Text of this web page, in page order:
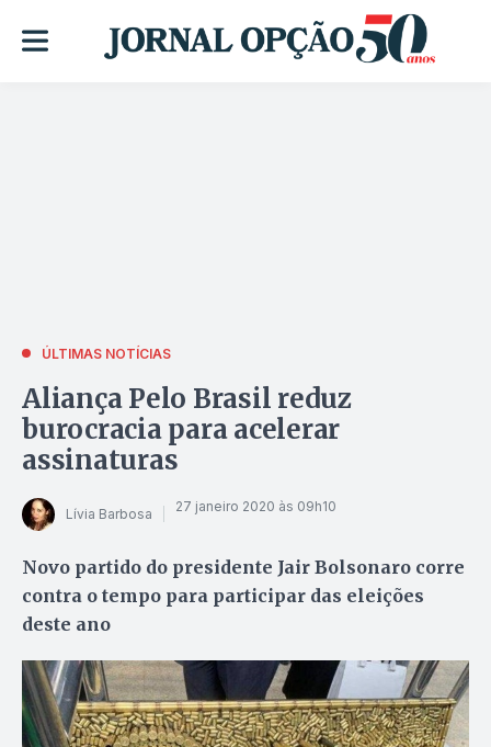
ÚLTIMAS NOTÍCIAS
Aliança Pelo Brasil reduz
burocracia para acelerar
assinaturas
Lívia Barbosa 27 janeiro 2020 às 09h10
Novo partido do presidente Jair Bolsonaro corre
contra o tempo para participar das eleições
deste ano